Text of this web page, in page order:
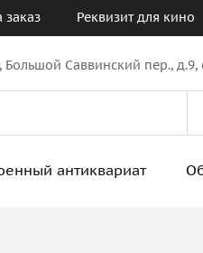
Реквизит для кино
Большой Саввинский пер., д.9,
антиквариат